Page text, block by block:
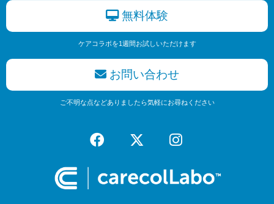
無料体験
ケアコラボを1週間お試しいただけます
お問い合わせ
ご不明な点などありましたら気軽にお尋ねください